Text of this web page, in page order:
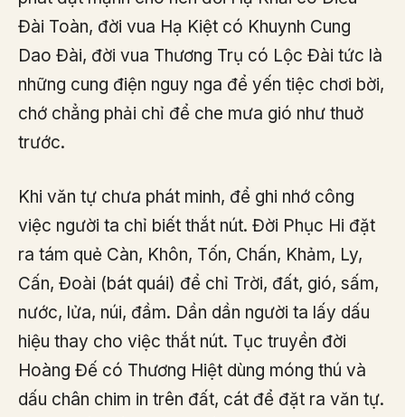
Đài Toàn, đời vua Hạ Kiệt có Khuynh Cung
Dao Đài, đời vua Thương Trụ có Lộc Đài tức là
những cung điện nguy nga để yến tiệc chơi bời,
chớ chẳng phải chỉ để che mưa gió như thuở
trước.
Khi văn tự chưa phát minh, để ghi nhớ công
việc người ta chỉ biết thắt nút. Đời Phục Hi đặt
ra tám quẻ Càn, Khôn, Tốn, Chấn, Khảm, Ly,
Cấn, Đoài (bát quái) để chỉ Trời, đất, gió, sấm,
nước, lửa, núi, đầm. Dần dần người ta lấy dấu
hiệu thay cho việc thắt nút. Tục truyền đời
Hoàng Đế có Thương Hiệt dùng móng thú và
dấu chân chim in trên đất, cát để đặt ra văn tự.